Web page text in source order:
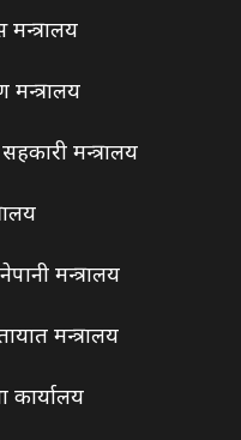
मन्त्रालय
मन्त्रालय
मन्त्रालय
मन्त्रालय
कार्यालय